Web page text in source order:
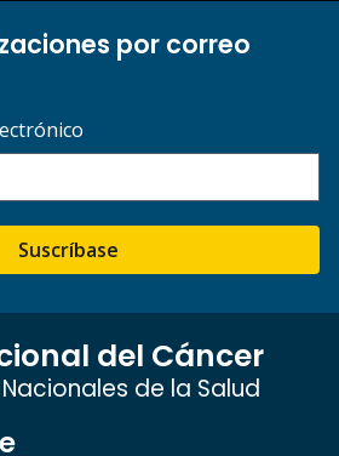
por correo
Suscríbase
del Cáncer
de la Salud